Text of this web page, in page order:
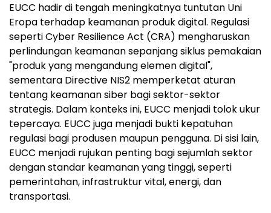
EUCC hadir di tengah meningkatnya tuntutan Uni
Eropa terhadap keamanan produk digital. Regulasi
seperti Cyber Resilience Act (CRA) mengharuskan
perlindungan keamanan sepanjang siklus pemakaian
"produk yang mengandung elemen digital",
sementara Directive NIS2 memperketat aturan
tentang keamanan siber bagi sektor-sektor
strategis. Dalam konteks ini, EUCC menjadi tolok ukur
tepercaya. EUCC juga menjadi bukti kepatuhan
regulasi bagi produsen maupun pengguna. Di sisi lain,
EUCC menjadi rujukan penting bagi sejumlah sektor
dengan standar keamanan yang tinggi, seperti
pemerintahan, infrastruktur vital, energi, dan
transportasi.